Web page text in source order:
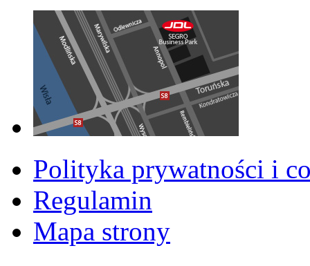
Polityka prywatności i
Regulamin
Mapa strony